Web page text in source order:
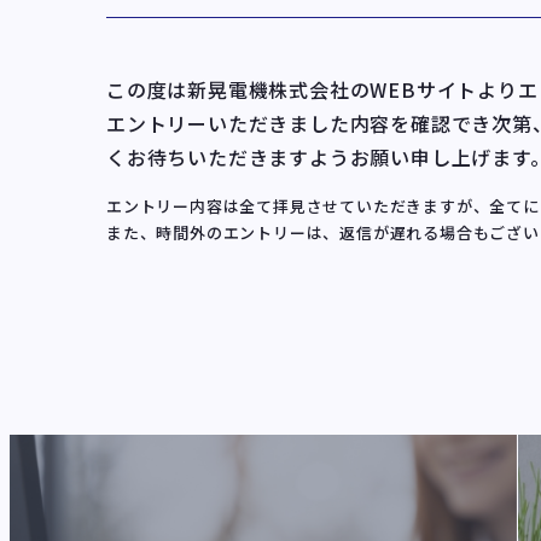
この度は新晃電機株式会社のWEBサイトより
エントリーいただきました内容を確認でき次
くお待ちいただきますようお願い申し上げます
エントリー内容は全て拝見させていただきますが、全て
また、時間外のエントリーは、返信が遅れる場合もござ